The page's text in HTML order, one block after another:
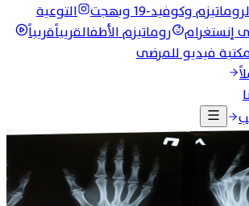
وكوفيد-19 وبهجت
التوعية
إنستغرام روماتيزم الأطفالقريباًقريباً
فيديو للمرضى
والجمهور الأسئلة الشائعة